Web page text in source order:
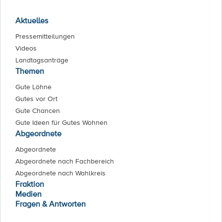
Aktuelles
Pressemitteilungen
Videos
Landtagsanträge
Themen
Gute Löhne
Gutes vor Ort
Gute Chancen
Gute Ideen für Gutes Wohnen
Abgeordnete
Abgeordnete
Abgeordnete nach Fachbereich
Abgeordnete nach Wahlkreis
Fraktion
Medien
Fragen & Antworten